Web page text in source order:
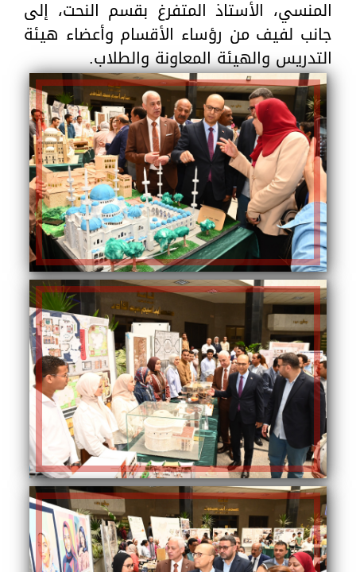
المنسي، الأستاذ المتفرغ بقسم النحت، إلى
جانب لفيف من رؤساء الأقسام وأعضاء هيئة
التدريس والهيئة المعاونة والطلاب.